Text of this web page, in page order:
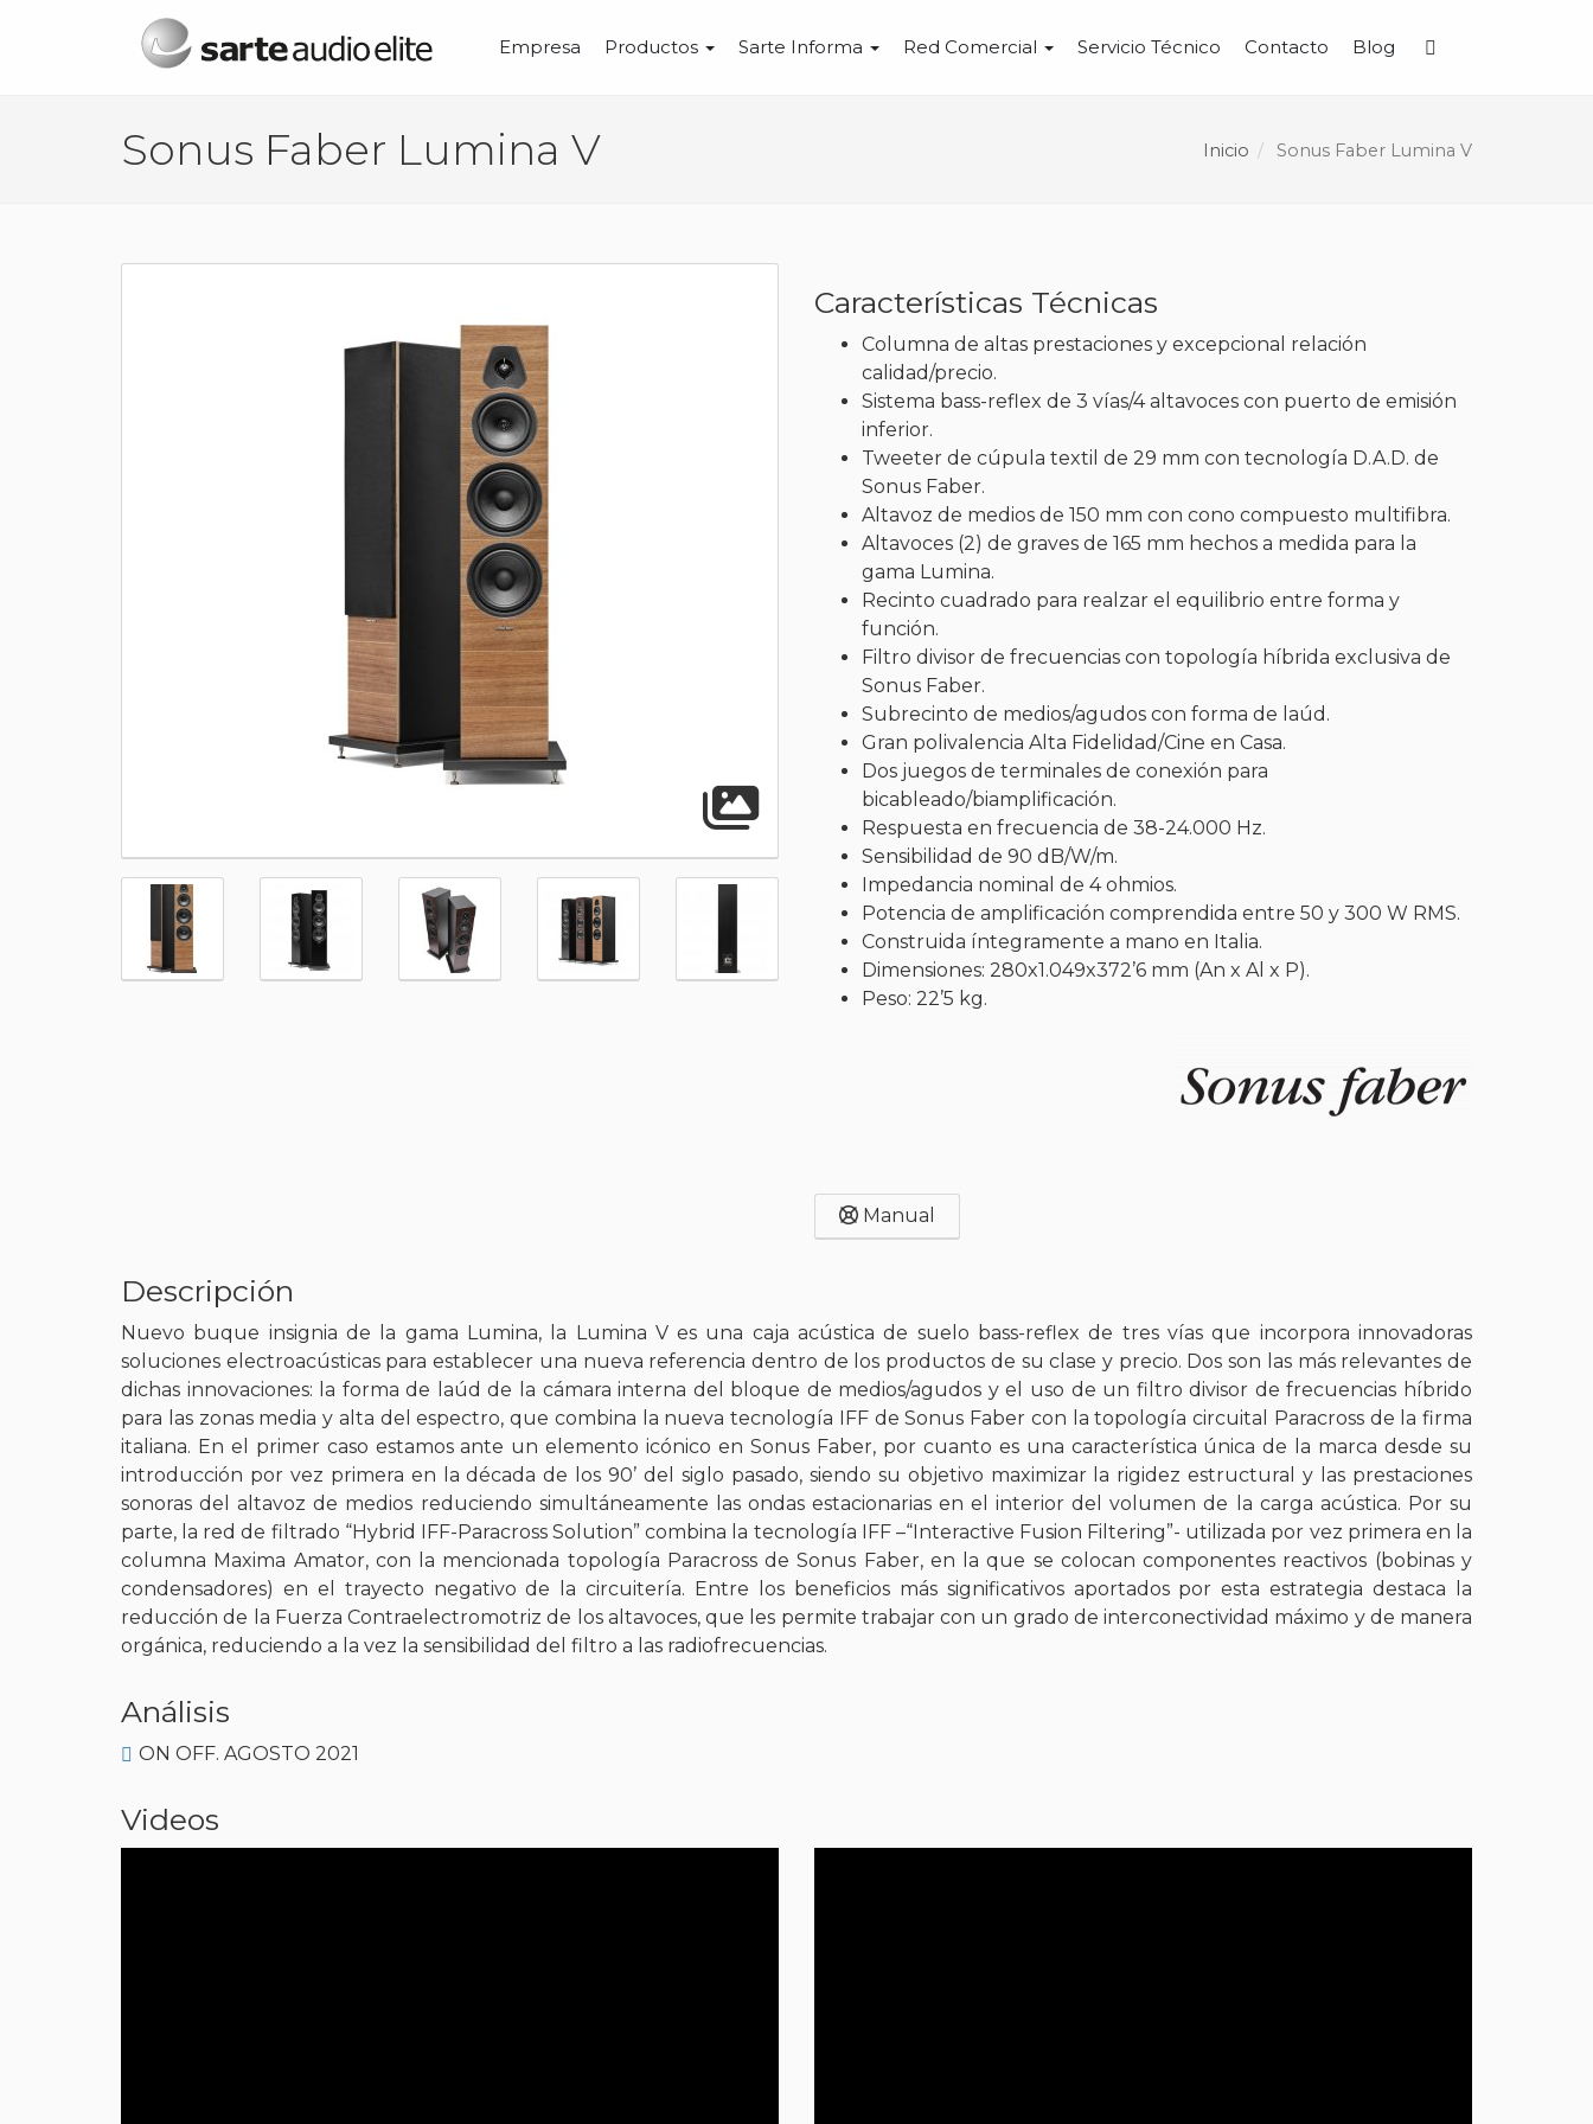
Menú principal
Empresa Productos Sarte Informa Red Comercial Servicio Técnico Contacto Blog
Sonus Faber Lumina V Inicio Sonus Faber Lumina V
Abrir galería
Características Técnicas
Columna de altas prestaciones y excepcional relación
calidad/precio.
Sistema bass-reflex de 3 vías/4 altavoces con puerto de emisión
inferior.
Tweeter de cúpula textil de 29 mm con tecnología D.A.D. de
Sonus Faber.
Altavoz de medios de 150 mm con cono compuesto multifibra.
Altavoces (2) de graves de 165 mm hechos a medida para la
gama Lumina.
Recinto cuadrado para realzar el equilibrio entre forma y
función.
Filtro divisor de frecuencias con topología híbrida exclusiva de
Sonus Faber.
Subrecinto de medios/agudos con forma de laúd.
Gran polivalencia Alta Fidelidad/Cine en Casa.
Dos juegos de terminales de conexión para
bicableado/biamplificación.
Respuesta en frecuencia de 38-24.000 Hz.
Sensibilidad de 90 dB/W/m.
Impedancia nominal de 4 ohmios.
Potencia de amplificación comprendida entre 50 y 300 W RMS.
Construida íntegramente a mano en Italia.
Dimensiones: 280x1.049x372’6 mm (An x Al x P).
Peso: 22’5 kg.
Manual
Descripción
Nuevo buque insignia de la gama Lumina, la Lumina V es una caja acústica de suelo bass-reflex de tres vías que incorpora innovadoras
soluciones electroacústicas para establecer una nueva referencia dentro de los productos de su clase y precio. Dos son las más relevantes de
dichas innovaciones: la forma de laúd de la cámara interna del bloque de medios/agudos y el uso de un filtro divisor de frecuencias híbrido
para las zonas media y alta del espectro, que combina la nueva tecnología IFF de Sonus Faber con la topología circuital Paracross de la firma
italiana. En el primer caso estamos ante un elemento icónico en Sonus Faber, por cuanto es una característica única de la marca desde su
introducción por vez primera en la década de los 90’ del siglo pasado, siendo su objetivo maximizar la rigidez estructural y las prestaciones
sonoras del altavoz de medios reduciendo simultáneamente las ondas estacionarias en el interior del volumen de la carga acústica. Por su
parte, la red de filtrado “Hybrid IFF-Paracross Solution” combina la tecnología IFF –“Interactive Fusion Filtering”- utilizada por vez primera en la
columna Maxima Amator, con la mencionada topología Paracross de Sonus Faber, en la que se colocan componentes reactivos (bobinas y
condensadores) en el trayecto negativo de la circuitería. Entre los beneficios más significativos aportados por esta estrategia destaca la
reducción de la Fuerza Contraelectromotriz de los altavoces, que les permite trabajar con un grado de interconectividad máximo y de manera
orgánica, reduciendo a la vez la sensibilidad del filtro a las radiofrecuencias.
Análisis
ON OFF. AGOSTO 2021
Videos